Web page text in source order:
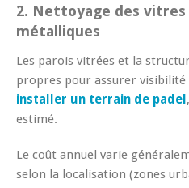
2. Nettoyage des
métalliques
Les parois vitrées et la
propres pour assurer
installer un terrain de padel
estimé.
Le coût annuel varie
selon la localisation (zones